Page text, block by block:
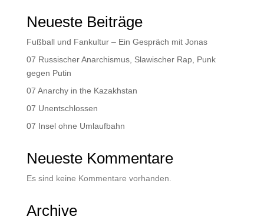
Neueste Beiträge
Fußball und Fankultur – Ein Gespräch mit Jonas
07 Russischer Anarchismus, Slawischer Rap, Punk
gegen Putin
07 Anarchy in the Kazakhstan
07 Unentschlossen
07 Insel ohne Umlaufbahn
Neueste Kommentare
Es sind keine Kommentare vorhanden.
Archive